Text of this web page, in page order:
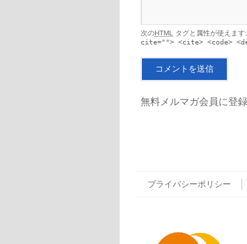
次のHTML タグと属性が使えます:
cite=""> <cite> <code>
無料メルマガ会員に登録
プライバシーポリシー